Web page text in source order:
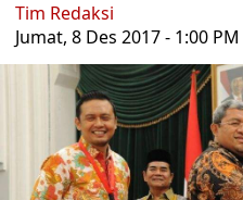
Tim Redaksi
Jumat, 8 Des 2017 - 1:00 PM